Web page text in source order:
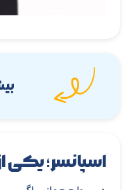
اسپانسر؛ یکی